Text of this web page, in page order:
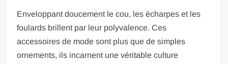
Enveloppant doucement le cou, les écharpes et les
foulards brillent par leur polyvalence. Ces
accessoires de mode sont plus que de simples
ornements, ils incarnent une véritable culture